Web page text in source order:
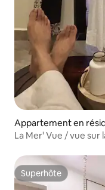
Appartement en
La Mer' Vue / vue sur
Superhôte
Superhôte